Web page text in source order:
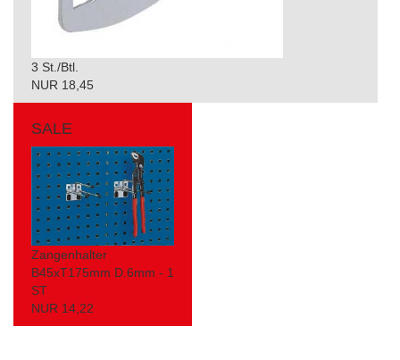
3 St./Btl.
NUR 18,45
SALE
Zangenhalter
B45xT175mm D.6mm - 1
ST
NUR 14,22